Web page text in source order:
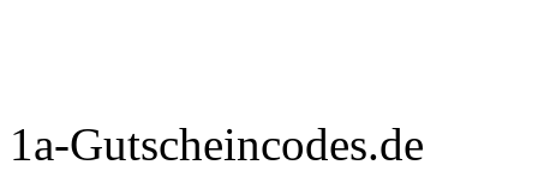
1a-Gutscheincodes.de